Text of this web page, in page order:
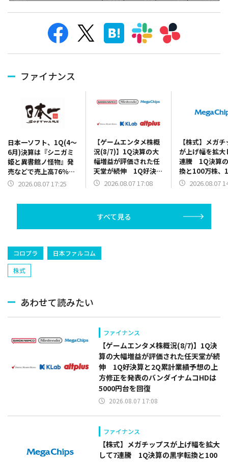
ファイナンス
日本一ソフト、1Q(4～
6月)決算は『シニガミ
姫と異書館ノ怪物』発
売などで売上高76％増
に 2Q以降発売の新作
2026.08.07 17:25
【ゲームエンタメ株概
況(8/7)】1Q決算の大
幅増益が評価された任
天堂が続伸 1Q好決算
と2Q累計業績予想の上
2026.08.07 17:08
【株式】メガ
が上げ幅を拡大
連騰 1Q決算
換と100万株、
円を上限とした
2026.08.07
すべて見る
コロプラ
日本ファルコム
株式
あわせて読みたい
ファイナンス
【ゲームエンタメ株概況(8/7)】1Q決
算の大幅増益が評価された任天堂が続
伸 1Q好決算と2Q累計業績予想の上
方修正を発表のバンダイナムコHDは
5000円台を回復
2026.08.07 17:08
ファイナンス
【株式】メガチップスが上げ幅を拡大
して7連騰 1Q決算の黒字転換と100